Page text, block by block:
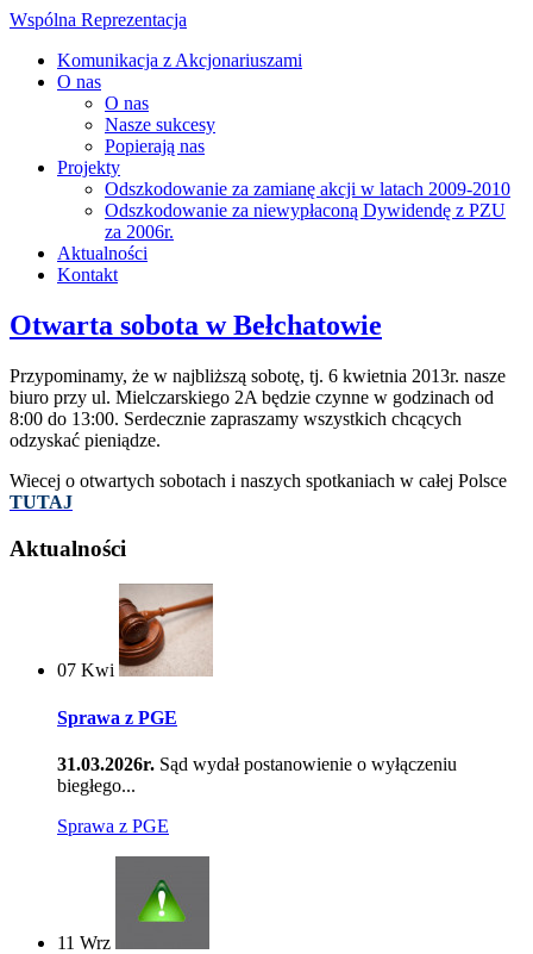
Wspólna Reprezentacja
Komunikacja z Akcjonariuszami
O nas
O nas
Nasze sukcesy
Popierają nas
Projekty
Odszkodowanie za zamianę akcji w latach 2009-2010
Odszkodowanie za niewypłaconą Dywidendę z PZU
za 2006r.
Aktualności
Kontakt
Otwarta sobota w Bełchatowie
Przypominamy, że w najbliższą sobotę, tj. 6 kwietnia 2013r. nasze
biuro przy ul. Mielczarskiego 2A będzie czynne w godzinach od
8:00 do 13:00. Serdecznie zapraszamy wszystkich chcących
odzyskać pieniądze.
Wiecej o otwartych sobotach i naszych spotkaniach w całej Polsce
TUTAJ
Aktualności
07 Kwi
Sprawa z PGE
31.03.2026r. Sąd wydał postanowienie o wyłączeniu
biegłego...
Sprawa z PGE
11 Wrz